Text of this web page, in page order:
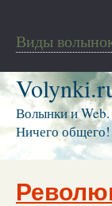
Виды
Волынки и Web.
Ничего